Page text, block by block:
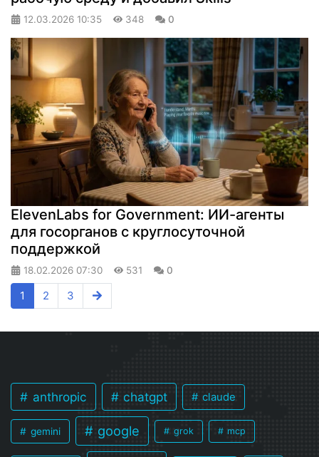
12.03.2026 10:35 348 0
ElevenLabs for Government: ИИ-агенты
для госорганов с круглосуточной
поддержкой
18.02.2026 07:30 531 0
1 2 3
anthropic chatgpt claude
gemini google grok mcp